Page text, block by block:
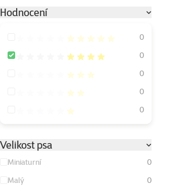
Hodnocení
Hodnocení 100%
0
Hodnocení 80%
0
Hodnocení 60%
0
Hodnocení 40%
0
Hodnocení 20%
0
Velikost psa
Miniaturní
0
Malý
0